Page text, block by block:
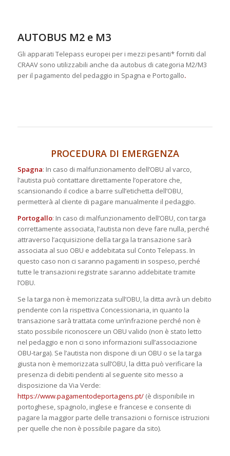
AUTOBUS M2 e M3
Gli apparati Telepass europei per i mezzi pesanti* forniti dal
CRAAV sono utilizzabili anche da autobus di categoria M2/M3
per il pagamento del pedaggio in Spagna e Portogallo.
PROCEDURA DI EMERGENZA
Spagna: In caso di malfunzionamento dell’OBU al varco,
l’autista può contattare direttamente l’operatore che,
scansionando il codice a barre sull’etichetta dell’OBU,
permetterà al cliente di pagare manualmente il pedaggio.
Portogallo: In caso di malfunzionamento dell’OBU, con targa
correttamente associata, l’autista non deve fare nulla, perché
attraverso l’acquisizione della targa la transazione sarà
associata al suo OBU e addebitata sul Conto Telepass. In
questo caso non ci saranno pagamenti in sospeso, perché
tutte le transazioni registrate saranno addebitate tramite
l’OBU.
Se la targa non è memorizzata sull’OBU, la ditta avrà un debito
pendente con la rispettiva Concessionaria, in quanto la
transazione sarà trattata come un’infrazione perché non è
stato possibile riconoscere un OBU valido (non è stato letto
nel pedaggio e non ci sono informazioni sull’associazione
OBU-targa). Se l’autista non dispone di un OBU o se la targa
giusta non è memorizzata sull’OBU, la ditta può verificare la
presenza di debiti pendenti al seguente sito messo a
disposizione da Via Verde:
https://www.pagamentodeportagens.pt/(è disponibile in
portoghese, spagnolo, inglese e francese e consente di
pagare la maggior parte delle transazioni o fornisce istruzioni
per quelle che non è possibile pagare da sito).